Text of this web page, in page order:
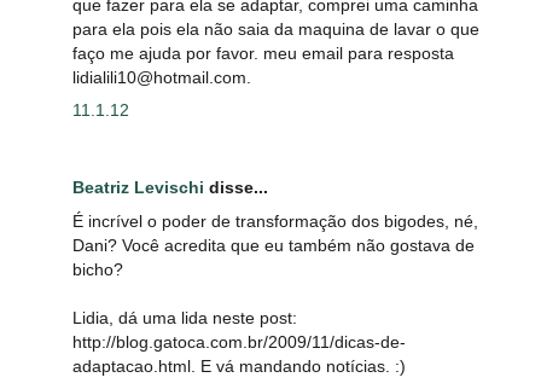
que fazer para ela se adaptar, comprei uma caminha
para ela pois ela não saia da maquina de lavar o que
faço me ajuda por favor. meu email para resposta
lidialili10@hotmail.com.
11.1.12
Beatriz Levischi disse...
É incrível o poder de transformação dos bigodes, né,
Dani? Você acredita que eu também não gostava de
bicho?
Lidia, dá uma lida neste post:
http://blog.gatoca.com.br/2009/11/dicas-de-
adaptacao.html. E vá mandando notícias. :)